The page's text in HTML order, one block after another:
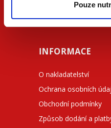
Pouze
facebook.com/
INFORMACE
O nakladatelství
Ochrana osobních
Obchodní podmínky
Způsob dodání a